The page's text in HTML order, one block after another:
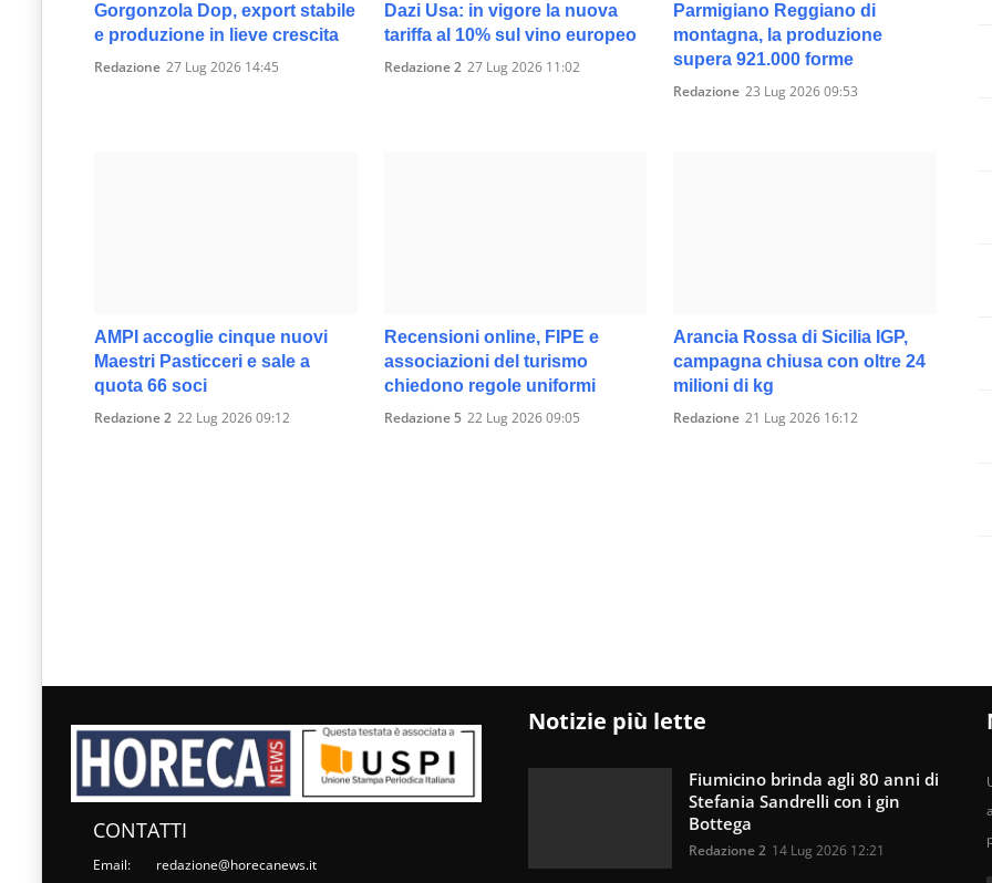
Gorgonzola Dop, export stabile
e produzione in lieve crescita
Redazione 27 Lug 2026 14:45
Dazi Usa: in vigore la nuova
tariffa al 10% sul vino europeo
Redazione 2 27 Lug 2026 11:02
Parmigiano Reggiano di
montagna, la produzione
supera 921.000 forme
Redazione 23 Lug 2026 09:53
AMPI accoglie cinque nuovi
Maestri Pasticceri e sale a
quota 66 soci
Redazione 2 22 Lug 2026 09:12
Recensioni online, FIPE e
associazioni del turismo
chiedono regole uniformi
Redazione 5 22 Lug 2026 09:05
Arancia Rossa di Sicilia IGP,
campagna chiusa con oltre 24
milioni di kg
Redazione 21 Lug 2026 16:12
CONTATTI
Email: redazione@horecanews.it
Notizie più lette
Fiumicino brinda agli 80 anni di
Stefania Sandrelli con i gin
Bottega
Redazione 2 14 Lug 2026 12:21